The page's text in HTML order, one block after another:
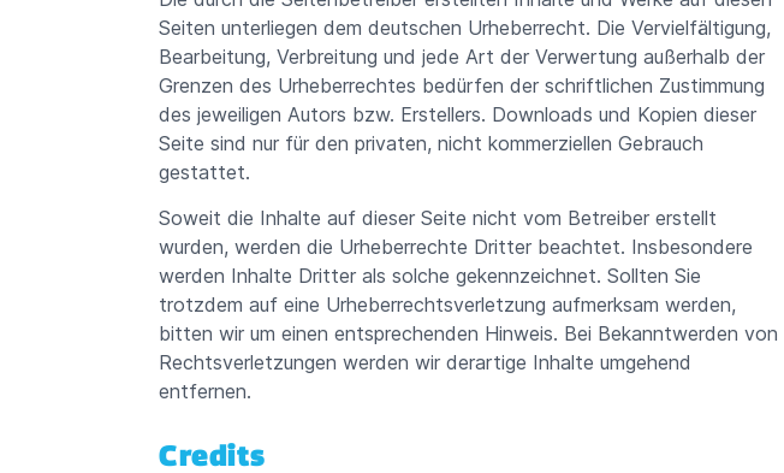
Seiten unterliegen dem deutschen Urheberrecht. Die Vervielfältigung,
Bearbeitung, Verbreitung und jede Art der Verwertung außerhalb der
Grenzen des Urheberrechtes bedürfen der schriftlichen Zustimmung
des jeweiligen Autors bzw. Erstellers. Downloads und Kopien dieser
Seite sind nur für den privaten, nicht kommerziellen Gebrauch
gestattet.
Soweit die Inhalte auf dieser Seite nicht vom Betreiber erstellt
wurden, werden die Urheberrechte Dritter beachtet. Insbesondere
werden Inhalte Dritter als solche gekennzeichnet. Sollten Sie
trotzdem auf eine Urheberrechtsverletzung aufmerksam werden,
bitten wir um einen entsprechenden Hinweis. Bei Bekanntwerden von
Rechtsverletzungen werden wir derartige Inhalte umgehend
entfernen.
Credits